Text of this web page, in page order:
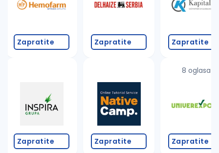
proverite pravopisne greške (koristite č, ć, š, đ,
promenite odabrane filtere pretrage
Zapratite
Zapratite
Zapratite
Zapratite
Zapratite
8 oglasa
Zapratite